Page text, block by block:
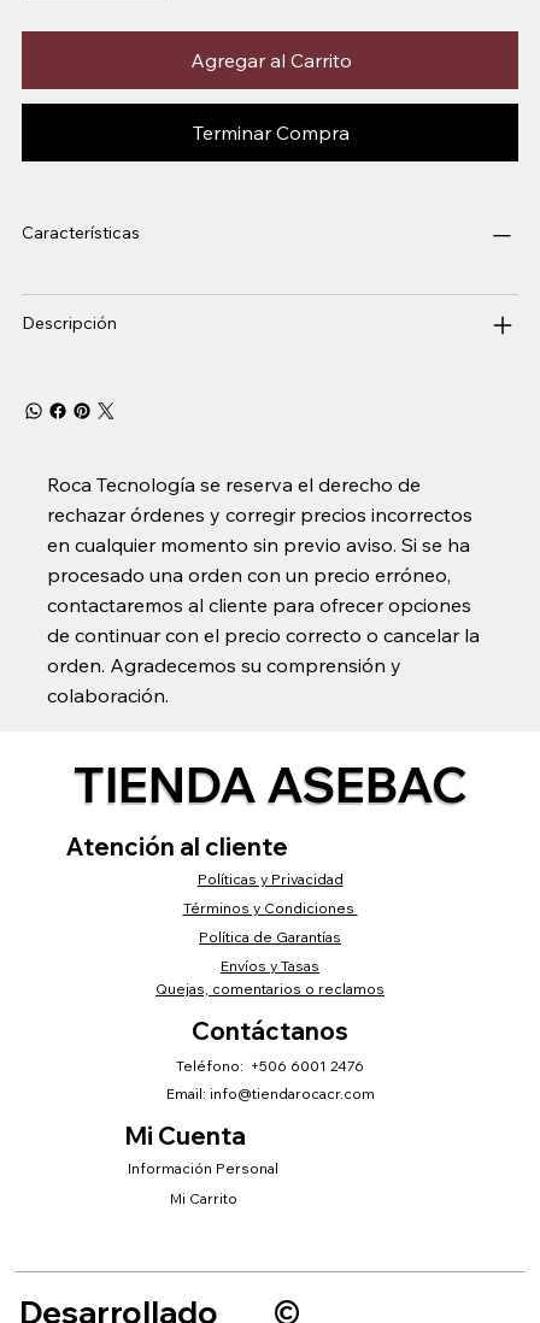
Agregar al Carrito
Terminar Compra
Características
Descripción
Roca Tecnología se reserva el derecho de
rechazar órdenes y corregir precios incorrectos
en cualquier momento sin previo aviso. Si se ha
procesado una orden con un precio erróneo,
contactaremos al cliente para ofrecer opciones
de continuar con el precio correcto o cancelar la
orden. Agradecemos su comprensión y
colaboración.
TIENDA ASEBAC
Atención al cliente
Políticas y Privacidad
Términos y Condiciones
Envíos y Tasas
Política de Garantías
Quejas, comentarios o reclamos
Mi Cuenta
Información Personal
Mi Carrito
Contáctanos
Teléfono: +506 6001 2476
Email: info@tiendarocacr.com
Desarrollado ©